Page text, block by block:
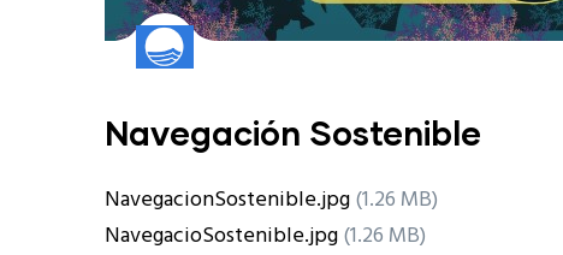
Navegación Sostenible
NavegacionSostenible.jpg(1.26 MB)
NavegacioSostenible.jpg(1.26 MB)